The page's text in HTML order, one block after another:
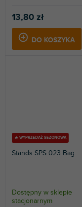
13,80 zł
DO KOSZYKA
🔥 WYPRZEDAŻ SEZONOWA
Stands SPS 023 Bag
Dostępny w sklepie
stacjonarnym